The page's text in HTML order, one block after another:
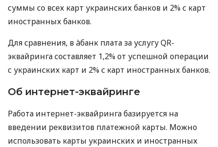
суммы со всех карт украинских банков и 2% с карт
иностранных банков.
Для сравнения, в àбанк плата за услугу QR-
эквайринга составляет 1,2% от успешной операции
с украинских карт и 2% с карт иностранных банков.
Об интернет-эквайринге
Работа интернет-эквайринга базируется на
введении реквизитов платежной карты. Можно
использовать карты украинских и иностранных